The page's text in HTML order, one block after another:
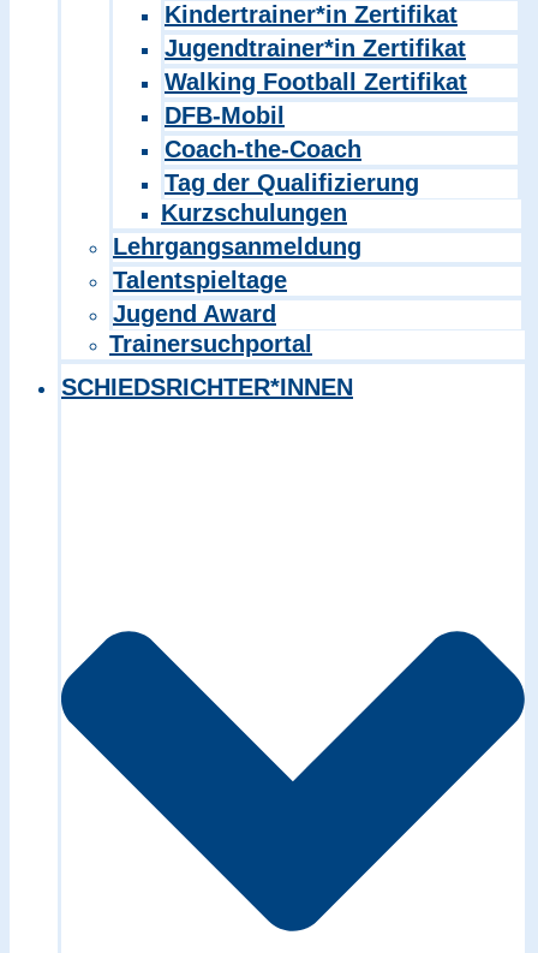
Kindertrainer*in Zertifikat
Jugendtrainer*in Zertifikat
Walking Football Zertifikat
DFB-Mobil
Coach-the-Coach
Tag der Qualifizierung
Kurzschulungen
Lehrgangsanmeldung
Talentspieltage
Jugend Award
Trainersuchportal
SCHIEDSRICHTER*INNEN